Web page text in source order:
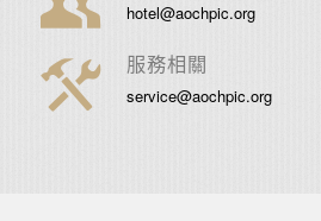
hotel@aochpic.org
服務相關
service@aochpic.org